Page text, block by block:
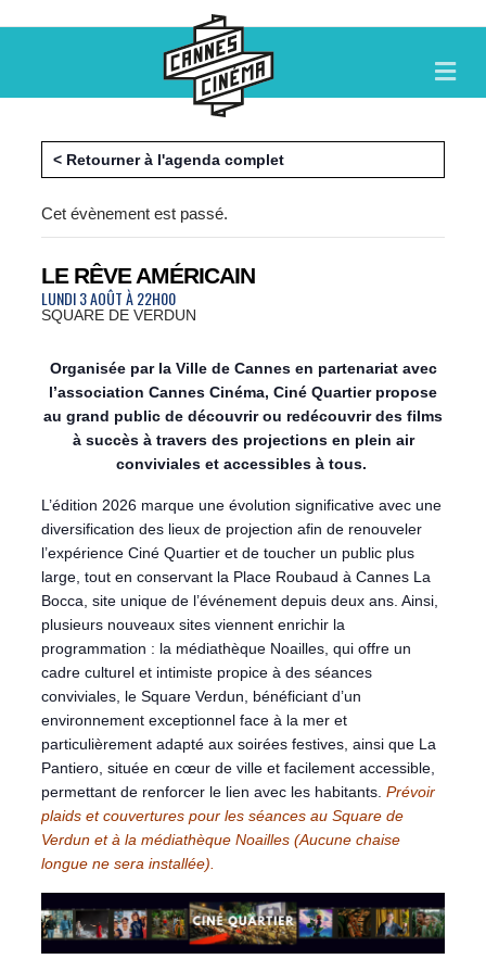
M
E
N
< Retourner à l'agenda complet
Cet évènement est passé.
LE RÊVE AMÉRICAIN
LUNDI 3 AOÛT À 22H00
SQUARE DE VERDUN
Organisée par la Ville de Cannes en partenariat avec
l’association Cannes Cinéma, Ciné Quartier propose
au grand public de découvrir ou redécouvrir des films
à succès à travers des projections en plein air
conviviales et accessibles à tous.
L’édition 2026 marque une évolution significative avec une
diversification des lieux de projection afin de renouveler
l’expérience Ciné Quartier et de toucher un public plus
large, tout en conservant la Place Roubaud à Cannes La
Bocca, site unique de l’événement depuis deux ans. Ainsi,
plusieurs nouveaux sites viennent enrichir la
programmation : la médiathèque Noailles, qui offre un
cadre culturel et intimiste propice à des séances
conviviales, le Square Verdun, bénéficiant d’un
environnement exceptionnel face à la mer et
particulièrement adapté aux soirées festives, ainsi que La
Pantiero, située en cœur de ville et facilement accessible,
permettant de renforcer le lien avec les habitants. Prévoir
plaids et couvertures pour les séances au Square de
Verdun et à la médiathèque Noailles (Aucune chaise
longue ne sera installée).